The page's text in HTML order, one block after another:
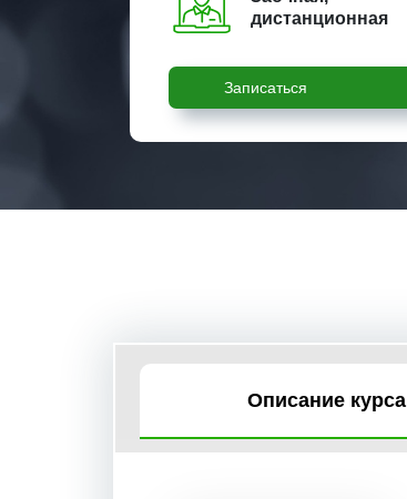
дистанционная
Записаться
Описание курса